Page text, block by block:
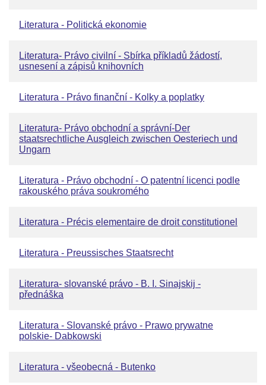
Literatura - Politická ekonomie
Literatura- Právo civilní - Sbírka příkladů žádostí,
usnesení a zápisů knihovních
Literatura - Právo finanční - Kolky a poplatky
Literatura- Právo obchodní a správní-Der
staatsrechtliche Ausgleich zwischen Oesteriech und
Ungarn
Literatura - Právo obchodní - O patentní licenci podle
rakouského práva soukromého
Literatura - Précis elementaire de droit constitutionel
Literatura - Preussisches Staatsrecht
Literatura- slovanské právo - B. I. Sinajskij -
přednáška
Literatura - Slovanské právo - Prawo prywatne
polskie- Dabkowski
Literatura - všeobecná - Butenko